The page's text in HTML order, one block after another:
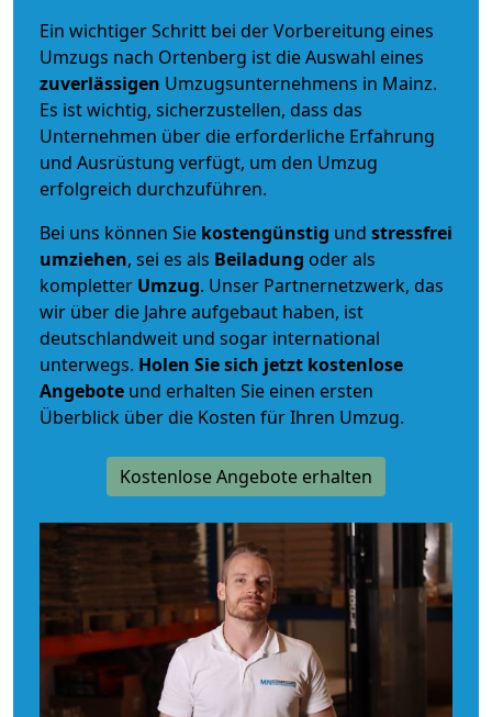
Ein wichtiger Schritt bei der Vorbereitung eines
Umzugs nach Ortenberg ist die Auswahl eines
zuverlässigen Umzugsunternehmens in Mainz.
Es ist wichtig, sicherzustellen, dass das
Unternehmen über die erforderliche Erfahrung
und Ausrüstung verfügt, um den Umzug
erfolgreich durchzuführen.
Bei uns können Sie kostengünstig und stressfrei
umziehen, sei es als Beiladung oder als
kompletter Umzug. Unser Partnernetzwerk, das
wir über die Jahre aufgebaut haben, ist
deutschlandweit und sogar international
unterwegs. Holen Sie sich jetzt kostenlose
Angebote und erhalten Sie einen ersten
Überblick über die Kosten für Ihren Umzug.
Kostenlose Angebote erhalten